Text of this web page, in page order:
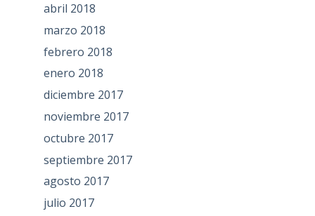
abril 2018
marzo 2018
febrero 2018
enero 2018
diciembre 2017
noviembre 2017
octubre 2017
septiembre 2017
agosto 2017
julio 2017